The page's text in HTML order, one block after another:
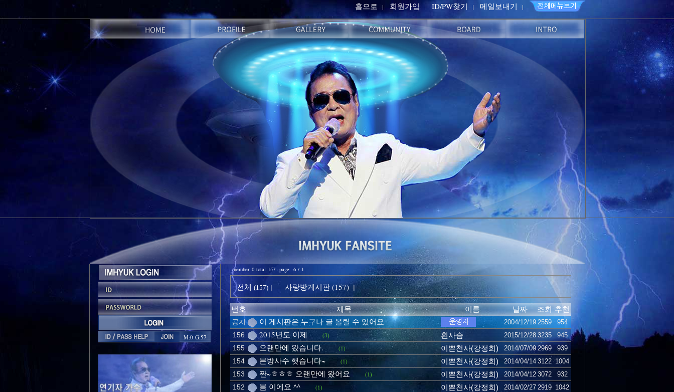
홈으로 회원가입 ID/PW찾기 메일보내기
M:0 G:57
member 0 total 157 page 6 / 1
전체 (157)| 사랑방게시판 (157) |
번호 제목 이름 날짜 조회 추천
공지 이 게시판은 누구나 글 올릴 수 있어요 2004/12/19 2559 954
156 2015년도 이제 (3) 흰사슴 2015/12/28 3235 945
155 오랜만에 왔습니다. (1) 이쁜천사(강정희) 2014/07/09 2969 939
154 본방사수 햇습니다~ (1) 이쁜천사(강정희) 2014/04/14 3122 1004
153 짠~ㅎㅎㅎ 오랜만에 왔어요 (1) 이쁜천사(강정희) 2014/04/12 3072 932
152 봄 이에요 ^^ (1) 이쁜천사(강정희) 2014/02/27 2919 1042